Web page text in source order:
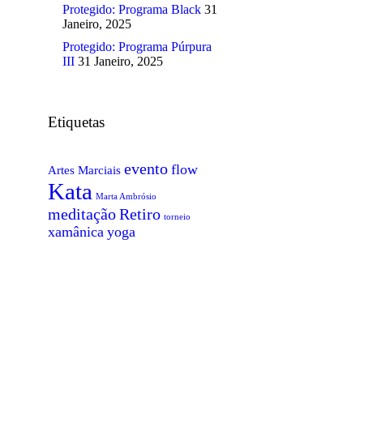
Protegido: Programa Black 31
Janeiro, 2025
Protegido: Programa Púrpura
III 31 Janeiro, 2025
Etiquetas
Artes Marciais evento flow
Kata Marta Ambrósio
meditaçãoRetiro torneio
xamânica yoga